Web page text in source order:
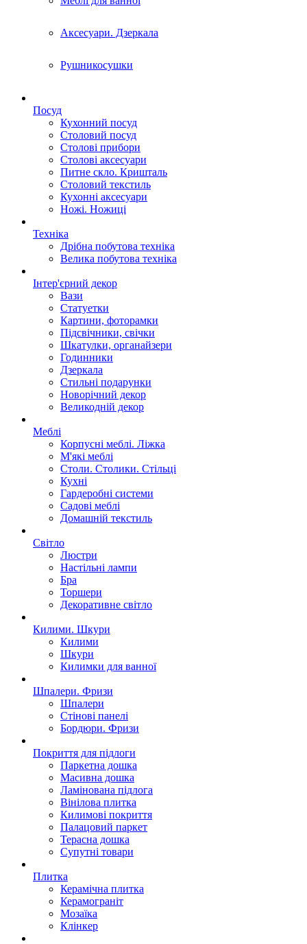
Аксесуари. Дзеркала
Рушникосушки
Посуд
Кухонний посуд
Столовий посуд
Столові прибори
Столові аксесуари
Питне скло. Кришталь
Столовий текстиль
Кухонні аксесуари
Ножі. Ножиці
Техніка
Дрібна побутова техніка
Велика побутова техніка
Інтер'єрний декор
Вази
Статуетки
Картини, фоторамки
Підсвічники, свічки
Шкатулки, органайзери
Годинники
Дзеркала
Стильні подарунки
Новорічний декор
Великодній декор
Меблі
Корпусні меблі. Ліжка
М'які меблі
Столи. Столики. Стільці
Кухні
Гардеробні системи
Садові меблі
Домашній текстиль
Світло
Люстри
Настільні лампи
Бра
Торшери
Декоративне світло
Килими. Шкури
Килими
Шкури
Килимки для ванної
Шпалери. Фризи
Шпалери
Стінові панелі
Бордюри. Фризи
Покриття для пiдлоги
Паркетна дошка
Масивна дошка
Ламінована підлога
Вінілова плитка
Килимові покриття
Палацовий паркет
Терасна дошка
Супутні товари
Плитка
Керамічна плитка
Керамограніт
Мозаїка
Клінкер